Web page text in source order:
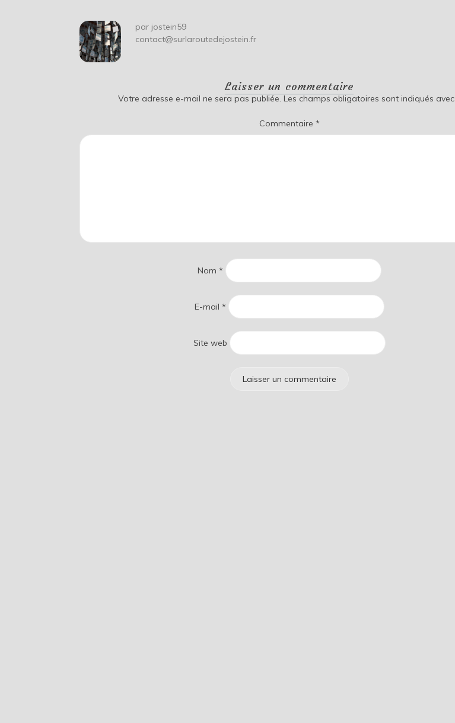
par jostein59
contact@surlaroutedejostein.fr
Laisser un commentaire
Votre adresse e-mail ne sera pas publiée. Les champs obligatoires sont indiqués avec
Commentaire *
Nom *
E-mail *
Site web